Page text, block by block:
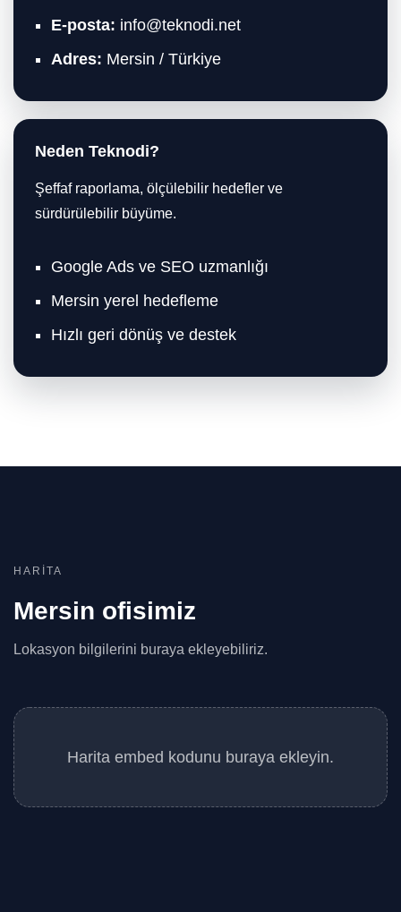
E-posta: info@teknodi.net
Adres: Mersin / Türkiye
Neden Teknodi?
Şeffaf raporlama, ölçülebilir hedefler ve
sürdürülebilir büyüme.
Google Ads ve SEO uzmanlığı
Mersin yerel hedefleme
Hızlı geri dönüş ve destek
HARITA
Mersin ofisimiz
Lokasyon bilgilerini buraya ekleyebiliriz.
Harita embed kodunu buraya ekleyin.